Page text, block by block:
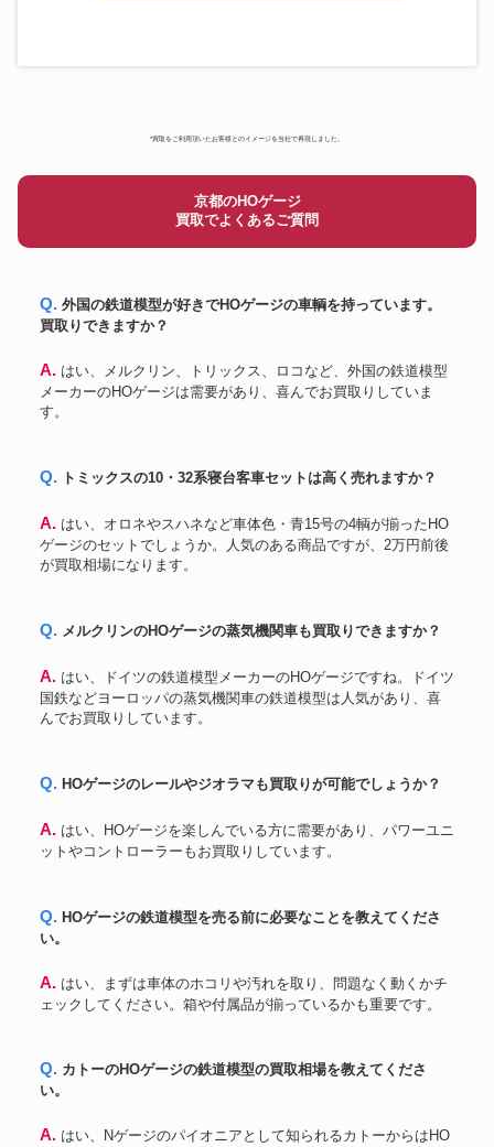
天賞堂
Southern Pacific AC-6 4-8-8-2
*買取をご利用頂いたお客様とのイメージを当社で再現しました。
京都のHOゲージ
買取でよくあるご質問
Q. 外国の鉄道模型が好きでHOゲージの車輌を持っています。
買取りできますか？
A. はい、メルクリン、トリックス、ロコなど、外国の鉄道模型
メーカーのHOゲージは需要があり、喜んでお買取りしていま
す。
Q. トミックスの10・32系寝台客車セットは高く売れますか？
A. はい、オロネやスハネなど車体色・青15号の4輌が揃ったHO
ゲージのセットでしょうか。人気のある商品ですが、2万円前後
が買取相場になります。
Q. メルクリンのHOゲージの蒸気機関車も買取りできますか？
A. はい、ドイツの鉄道模型メーカーのHOゲージですね。ドイツ
国鉄などヨーロッパの蒸気機関車の鉄道模型は人気があり、喜
んでお買取りしています。
Q. HOゲージのレールやジオラマも買取りが可能でしょうか？
A. はい、HOゲージを楽しんでいる方に需要があり、パワーユニ
ットやコントローラーもお買取りしています。
Q. HOゲージの鉄道模型を売る前に必要なことを教えてくださ
い。
A. はい、まずは車体のホコリや汚れを取り、問題なく動くかチ
ェックしてください。箱や付属品が揃っているかも重要です。
Q. カトーのHOゲージの鉄道模型の買取相場を教えてくださ
い。
A. はい、Nゲージのパイオニアとして知られるカトーからはHO